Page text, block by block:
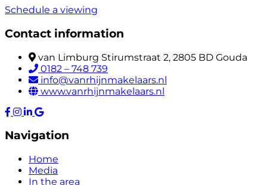
Schedule a viewing
Contact information
van Limburg Stirumstraat 2, 2805 BD Gouda
0182 – 748 739
info@vanrhijnmakelaars.nl
www.vanrhijnmakelaars.nl
Navigation
Home
Media
In the area